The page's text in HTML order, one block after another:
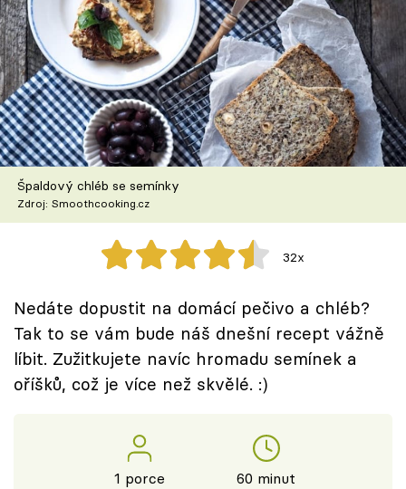
Recepty
Články
TV Program
Škola vaření
Recepty z TV
Speciál: Cuketa
Těhotnej kuchař
Sledujte prima+
Špaldový chléb se semínky
Zdroj: Smoothcooking.cz
32x
Nedáte dopustit na domácí pečivo a chléb?
Tak to se vám bude náš dnešní recept vážně
líbit. Zužitkujete navíc hromadu semínek a
oříšků, což je více než skvělé. :)
1 porce 60 minut